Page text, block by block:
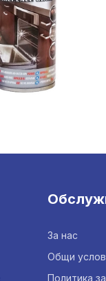
За нас
Общи
Политика